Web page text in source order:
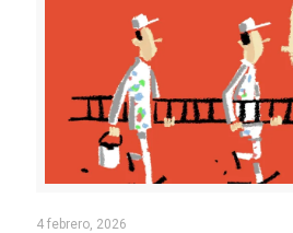
4 febrero, 2026